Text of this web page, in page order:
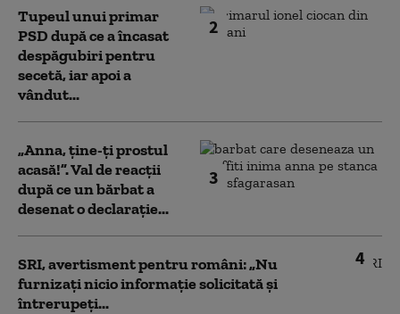
2
Tupeul unui primar
PSD după ce a încasat
despăgubiri pentru
secetă, iar apoi a
vândut...
3
„Anna, ţine-ţi prostul
acasă!”. Val de reacții
după ce un bărbat a
desenat o declarație...
4
SRI, avertisment pentru români: „Nu
furnizați nicio informație solicitată și
întrerupeți...